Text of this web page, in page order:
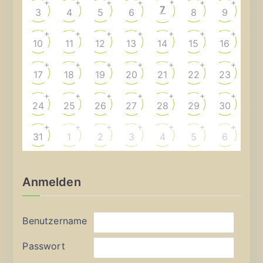
3
+
4
+
5
+
6
+
7 8
+
9
+
10
+
11
+
12
+
13
+
14
+
15
+
16
+
17
+
18
+
19
+
20
+
21
+
22
+
23
+
24
+
25
+
26
+
27
+
28
+
29
+
30
+
31
+
1
+
2
+
3
+
4
+
5
+
6
+
Anmelden
Benutzername
Passwort